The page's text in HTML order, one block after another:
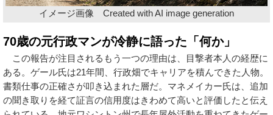
イメージ画像 Created with AI image generation
70歳の元行政マンが冷静に語った「何か」
この報告が注目されるもう一つの理由は、目撃者本人の経歴に
ある。ゲール氏は21年間、行政畑でキャリアを積んできた人物。
書類仕事の正確さが叩き込まれた層だ。マネメイカー氏は、追加
の聞き取りを経て証言の信用度はきわめて高いと評価したと伝え